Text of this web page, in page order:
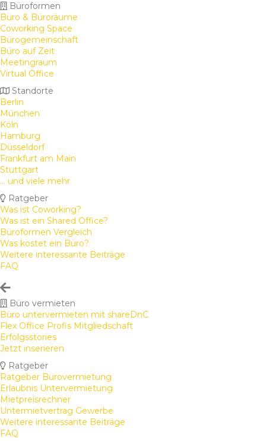
Büroformen
Büro & Büroräume
Coworking Space
Bürogemeinschaft
Büro auf Zeit
Meetingraum
Virtual Office
Standorte
Berlin
München
Köln
Hamburg
Düsseldorf
Frankfurt am Main
Stuttgart
... und viele mehr
Ratgeber
Was ist Coworking?
Was ist ein Shared Office?
Büroformen Vergleich
Was kostet ein Büro?
Weitere interessante Beiträge
FAQ
Büro vermieten
Büro untervermieten mit shareDnC
Flex Office Profis Mitgliedschaft
Erfolgsstories
Jetzt inserieren
Ratgeber
Ratgeber Bürovermietung
Erlaubnis Untervermietung
Mietpreisrechner
Untermietvertrag Gewerbe
Weitere interessante Beiträge
FAQ